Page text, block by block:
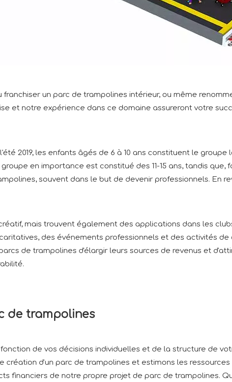
franchiser un parc de trampolines intérieur, ou même
et notre expérience dans ce domaine assureront votre
2019, les enfants âgés de 6 à 10 ans constituent le
en importance est constitué des 11-15 ans, tandis
souvent dans le but de devenir professionnels. En
mais trouvent également des applications dans les
des événements professionnels et des activités de
de trampolines d'élargir leurs sources de revenus et
de trampolines
de vos décisions individuelles et de la structure de
création d'un parc de trampolines et estimons les
financiers de notre propre projet de parc de trampolines.